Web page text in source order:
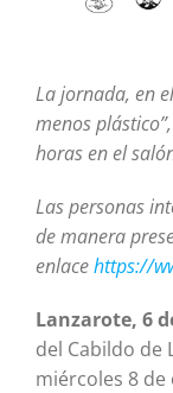
La jornada, en
menos
horas en el
Las personas
de manera
enlacehttps://
Lanzarote, 6
del Cabildo de
miércoles 8